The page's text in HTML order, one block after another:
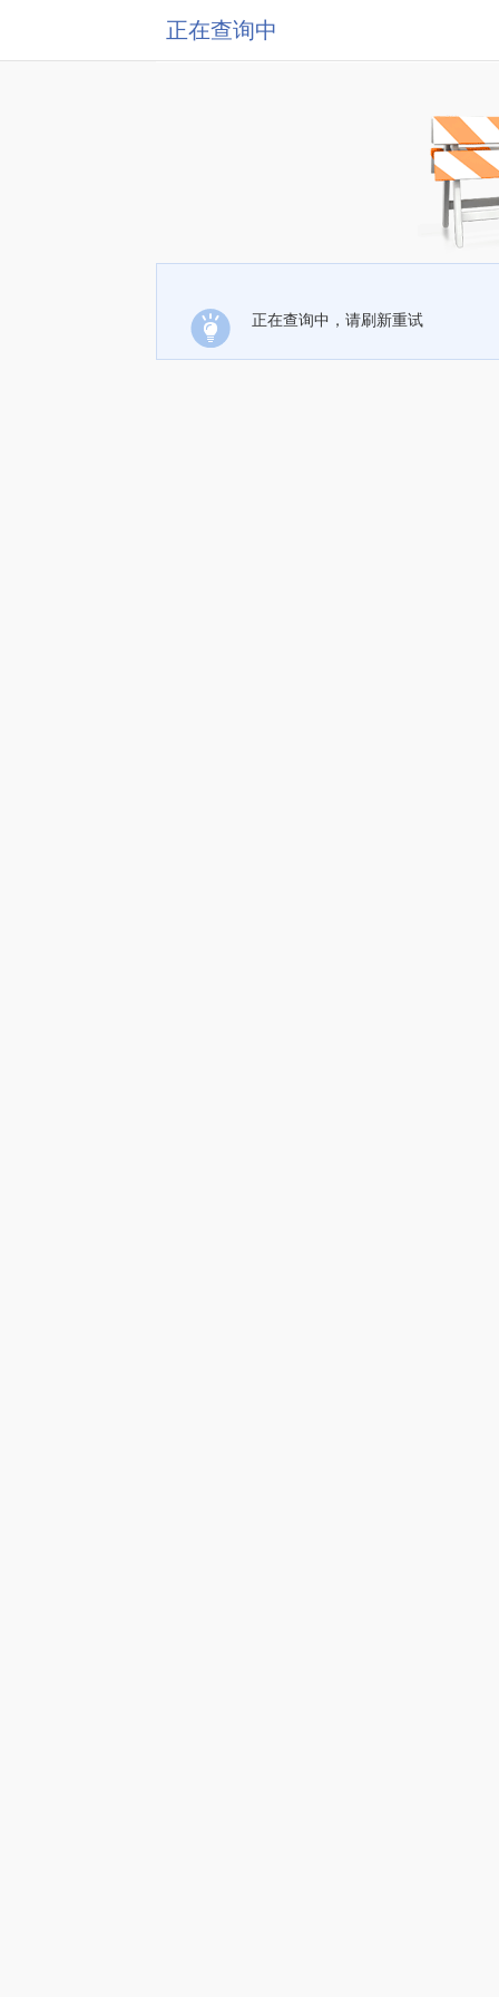
正在查询中
正在查询中，请刷新重试